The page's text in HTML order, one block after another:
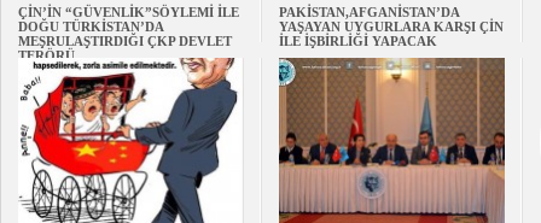
ÇİN’İN “GÜVENLİK”SÖYLEMİ İLE
DOĞU TÜRKİSTAN’DA
MEŞRULAŞTIRDIĞI ÇKP DEVLET
TERÖRÜ
PAKİSTAN,AFGANİSTAN’DA
YAŞAYAN UYGURLARA KARŞI ÇİN
İLE İŞBİRLİĞİ YAPACAK